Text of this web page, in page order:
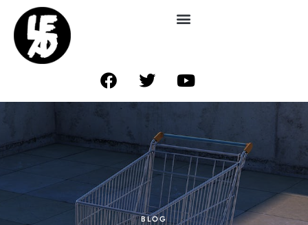
BLOG